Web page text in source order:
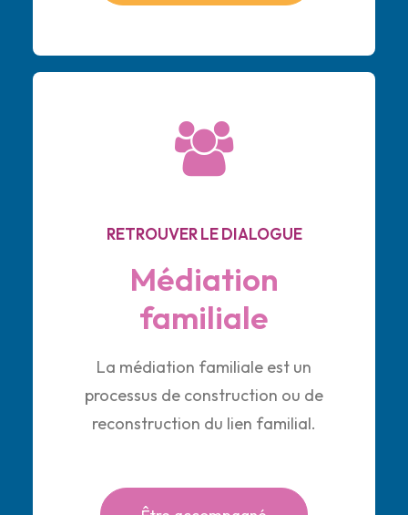
RETROUVER LE DIALOGUE
Médiation
familiale
La médiation familiale est un
processus de construction ou de
reconstruction du lien familial.